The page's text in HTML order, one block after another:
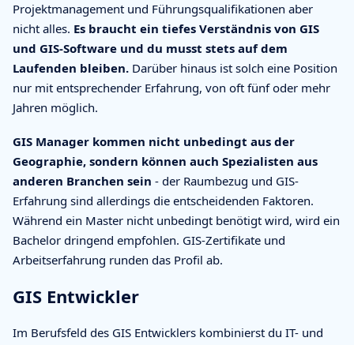
Projektmanagement und Führungsqualifikationen aber
nicht alles. Es braucht ein tiefes Verständnis von GIS
und GIS-Software und du musst stets auf dem
Laufenden bleiben. Darüber hinaus ist solch eine Position
nur mit entsprechender Erfahrung, von oft fünf oder mehr
Jahren möglich.
GIS Manager kommen nicht unbedingt aus der
Geographie, sondern können auch Spezialisten aus
anderen Branchen sein - der Raumbezug und GIS-
Erfahrung sind allerdings die entscheidenden Faktoren.
Während ein Master nicht unbedingt benötigt wird, wird ein
Bachelor dringend empfohlen. GIS-Zertifikate und
Arbeitserfahrung runden das Profil ab.
GIS Entwickler
Im Berufsfeld des GIS Entwicklers kombinierst du IT- und